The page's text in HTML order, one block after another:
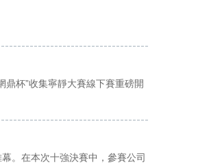
杯”收集寧靜大賽線下賽重磅開
。在本次十強決賽中，參賽公司